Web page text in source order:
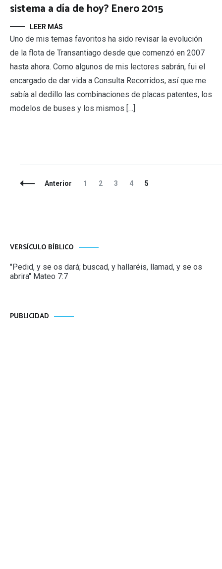
sistema a día de hoy? Enero 2015
LEER MÁS
Uno de mis temas favoritos ha sido revisar la evolución
de la flota de Transantiago desde que comenzó en 2007
hasta ahora. Como algunos de mis lectores sabrán, fui el
encargado de dar vida a Consulta Recorridos, así que me
sabía al dedillo las combinaciones de placas patentes, los
modelos de buses y los mismos […]
NavegaciónAnterior Página
1 Página
2 Página
3 Página
4 Página
5
VERSÍCULO BÍBLICO
"Pedid, y se os dará; buscad, y hallaréis, llamad, y se os
abrira" Mateo 7:7
PUBLICIDAD